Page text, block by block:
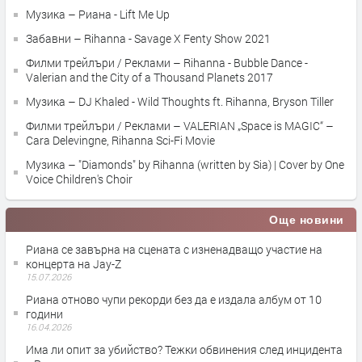
Музика – Риана - Lift Me Up
Забавни – Rihanna - Savage X Fenty Show 2021
Филми трейлъри / Реклами – Rihanna - Bubble Dance - ‫
Valerian and the City of a Thousand Planets 2017
Музика – DJ Khaled - Wild Thoughts ft. Rihanna, Bryson Tiller
Филми трейлъри / Реклами – VALERIAN „Space is MAGIC“ –
Cara Delevingne, Rihanna Sci-Fi Movie
Музика – "Diamonds" by Rihanna (written by Sia) | Cover by One
Voice Children's Choir
Още новини
Риана се завърна на сцената с изненадващо участие на
концерта на Jay-Z
15.07.2026
Риана отново чупи рекорди без да е издала албум от 10
години
16.04.2026
Има ли опит за убийство? Тежки обвинения след инцидента